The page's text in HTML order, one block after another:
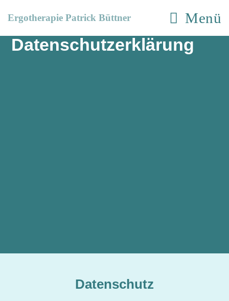
Ergotherapie Patrick Büttner Menü
Datenschutzerklärung
Datenschutz